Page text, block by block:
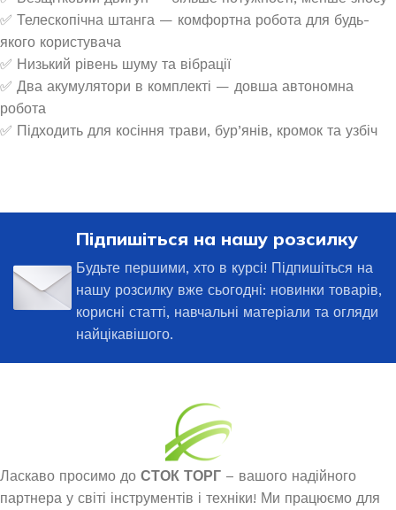
✅ Телескопічна штанга — комфортна робота для будь-
якого користувача
✅ Низький рівень шуму та вібрації
✅ Два акумулятори в комплекті — довша автономна
робота
✅ Підходить для косіння трави, бур’янів, кромок та узбіч
Підпишіться на нашу розсилку
Будьте першими, хто в курсі! Підпишіться на
нашу розсилку вже сьогодні: новинки товарів,
корисні статті, навчальні матеріали та огляди
найцікавішого.
Ласкаво просимо до СТОК ТОРГ – вашого надійного
партнера у світі інструментів і техніки! Ми працюємо для